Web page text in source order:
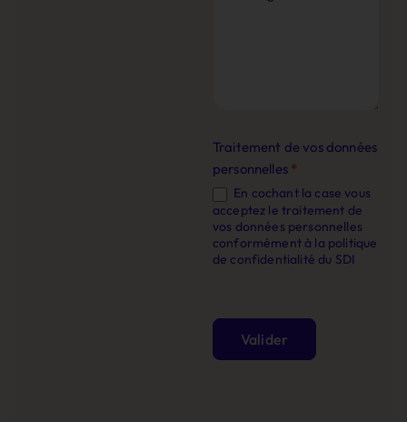
Traitement de vos données
personnelles *
En cochant la case vous
acceptez le traitement de
vos données personnelles
conformément à la politique
de confidentialité du SDI
Valider